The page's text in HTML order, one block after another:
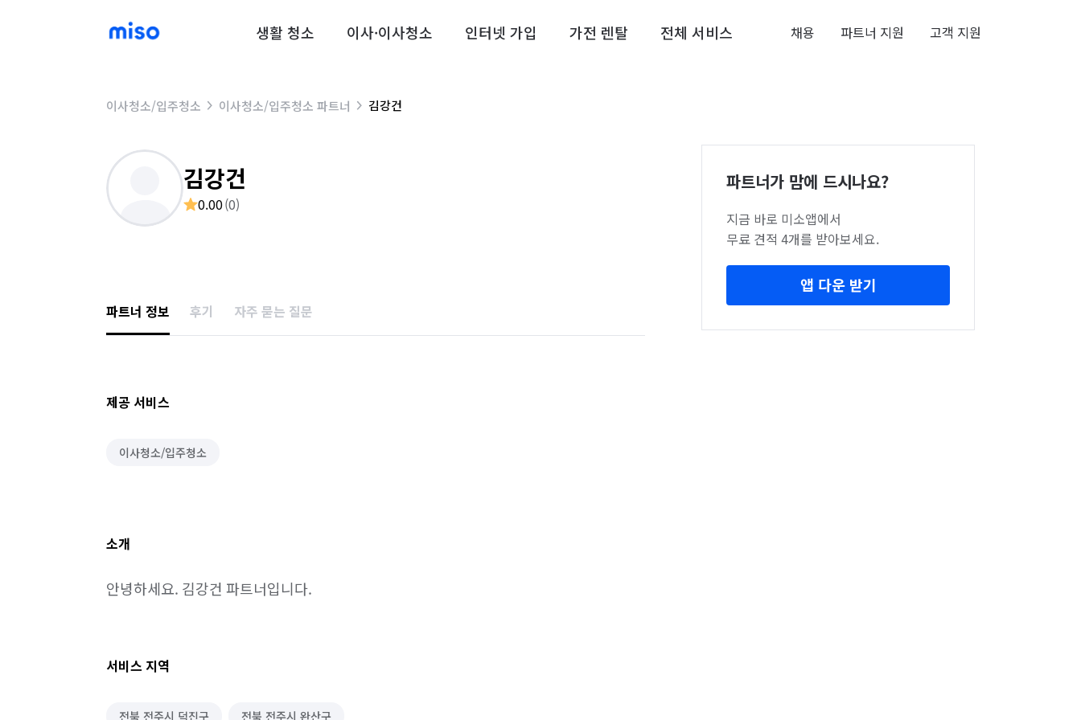
생활 청소 이사·이사청소 인터넷 가입 가전 렌탈 전체 서비스 채용 파트너 지원 고객 지원
이사청소/입주청소 이사청소/입주청소 파트너 김강건
김강건
0.00(0)
파트너 정보 후기 자주 묻는 질문
제공 서비스
이사청소/입주청소
소개
안녕하세요. 김강건 파트너입니다.
서비스 지역
전북 전주시 덕진구 전북 전주시 완산구
파트너가 맘에 드시나요?
지금 바로 미소앱에서
무료 견적 4개를 받아보세요.
앱 다운 받기